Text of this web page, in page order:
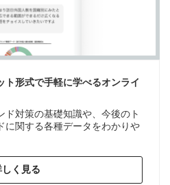
ト形式で手軽に学べるオンライ
ド対策の基礎知識や、今後のト
に関する各種データをわかりや
しく見る